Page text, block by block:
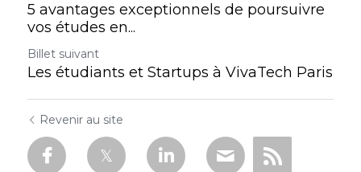
5 avantages exceptionnels de poursuivre
vos études en...
Billet suivant
Les étudiants et Startups à VivaTech Paris
Revenir au site